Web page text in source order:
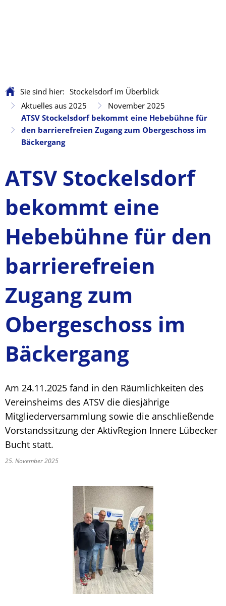
Sie sind hier: Stockelsdorf im Überblick
Aktuelles aus 2025
November 2025
ATSV Stockelsdorf bekommt eine Hebebühne für
den barrierefreien Zugang zum Obergeschoss im
Bäckergang
ATSV Stockelsdorf
bekommt eine
Hebebühne für den
barrierefreien
Zugang zum
Obergeschoss im
Bäckergang
Am 24.11.2025 fand in den Räumlichkeiten des
Vereinsheims des ATSV die diesjährige
Mitgliederversammlung sowie die anschließende
Vorstandssitzung der AktivRegion Innere Lübecker
Bucht statt.
25. November 2025